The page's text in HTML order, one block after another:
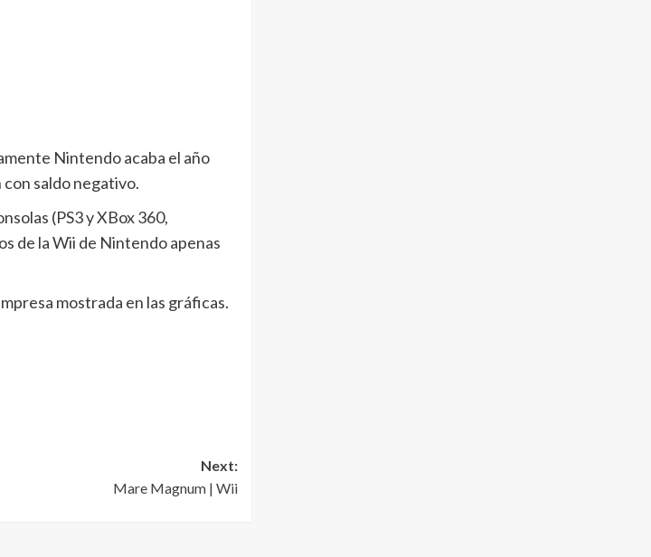
Nintendo acaba el año
saldo negativo.
(PS3 y XBox 360,
de la Wii de Nintendo apenas
mostrada en las gráficas.
Next:
Mare Magnum | Wii